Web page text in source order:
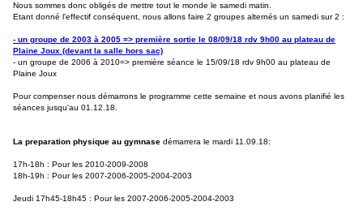
Nous sommes donc obligés de mettre tout le monde le samedi matin.
Etant donné l'effectif conséquent, nous allons faire 2 groupes alternés un samedi sur 2 :
- un groupe de 2003 à 2005 => première sortie le 08/09/18 rdv 9h00 au plateau de
Plaine Joux (devant la salle hors sac)
- un groupe de 2006 à 2010=> première séance le 15/09/18 rdv 9h00 au plateau de
Plaine Joux
Pour compenser nous démarrons le programme cette semaine et nous avons planifié les
séances jusqu'au 01.12.18.
La preparation physique au gymnase démarrera le mardi 11.09.18:
17h-18h : Pour les 2010-2009-2008
18h-19h : Pour les 2007-2006-2005-2004-2003
Jeudi 17h45-18h45 : Pour les 2007-2006-2005-2004-2003